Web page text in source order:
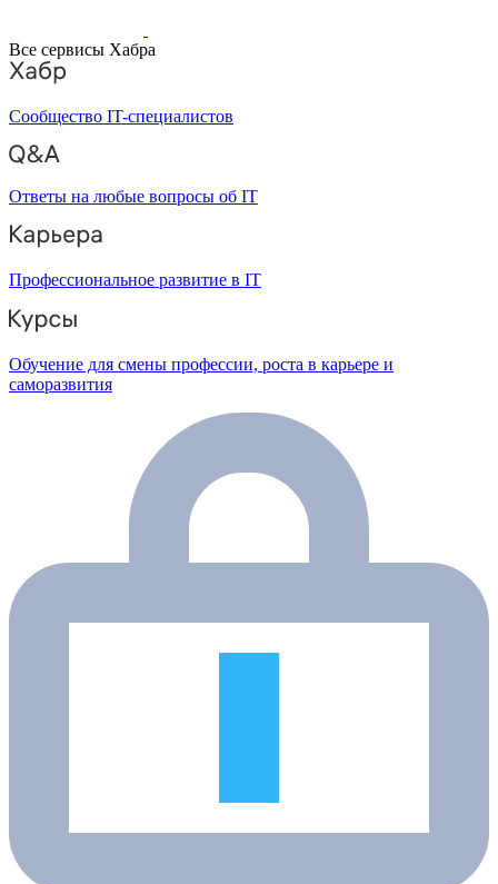
Все сервисы Хабра
Сообщество IT-специалистов
Ответы на любые вопросы об IT
Профессиональное развитие в IT
Обучение для смены профессии, роста в карьере и
саморазвития